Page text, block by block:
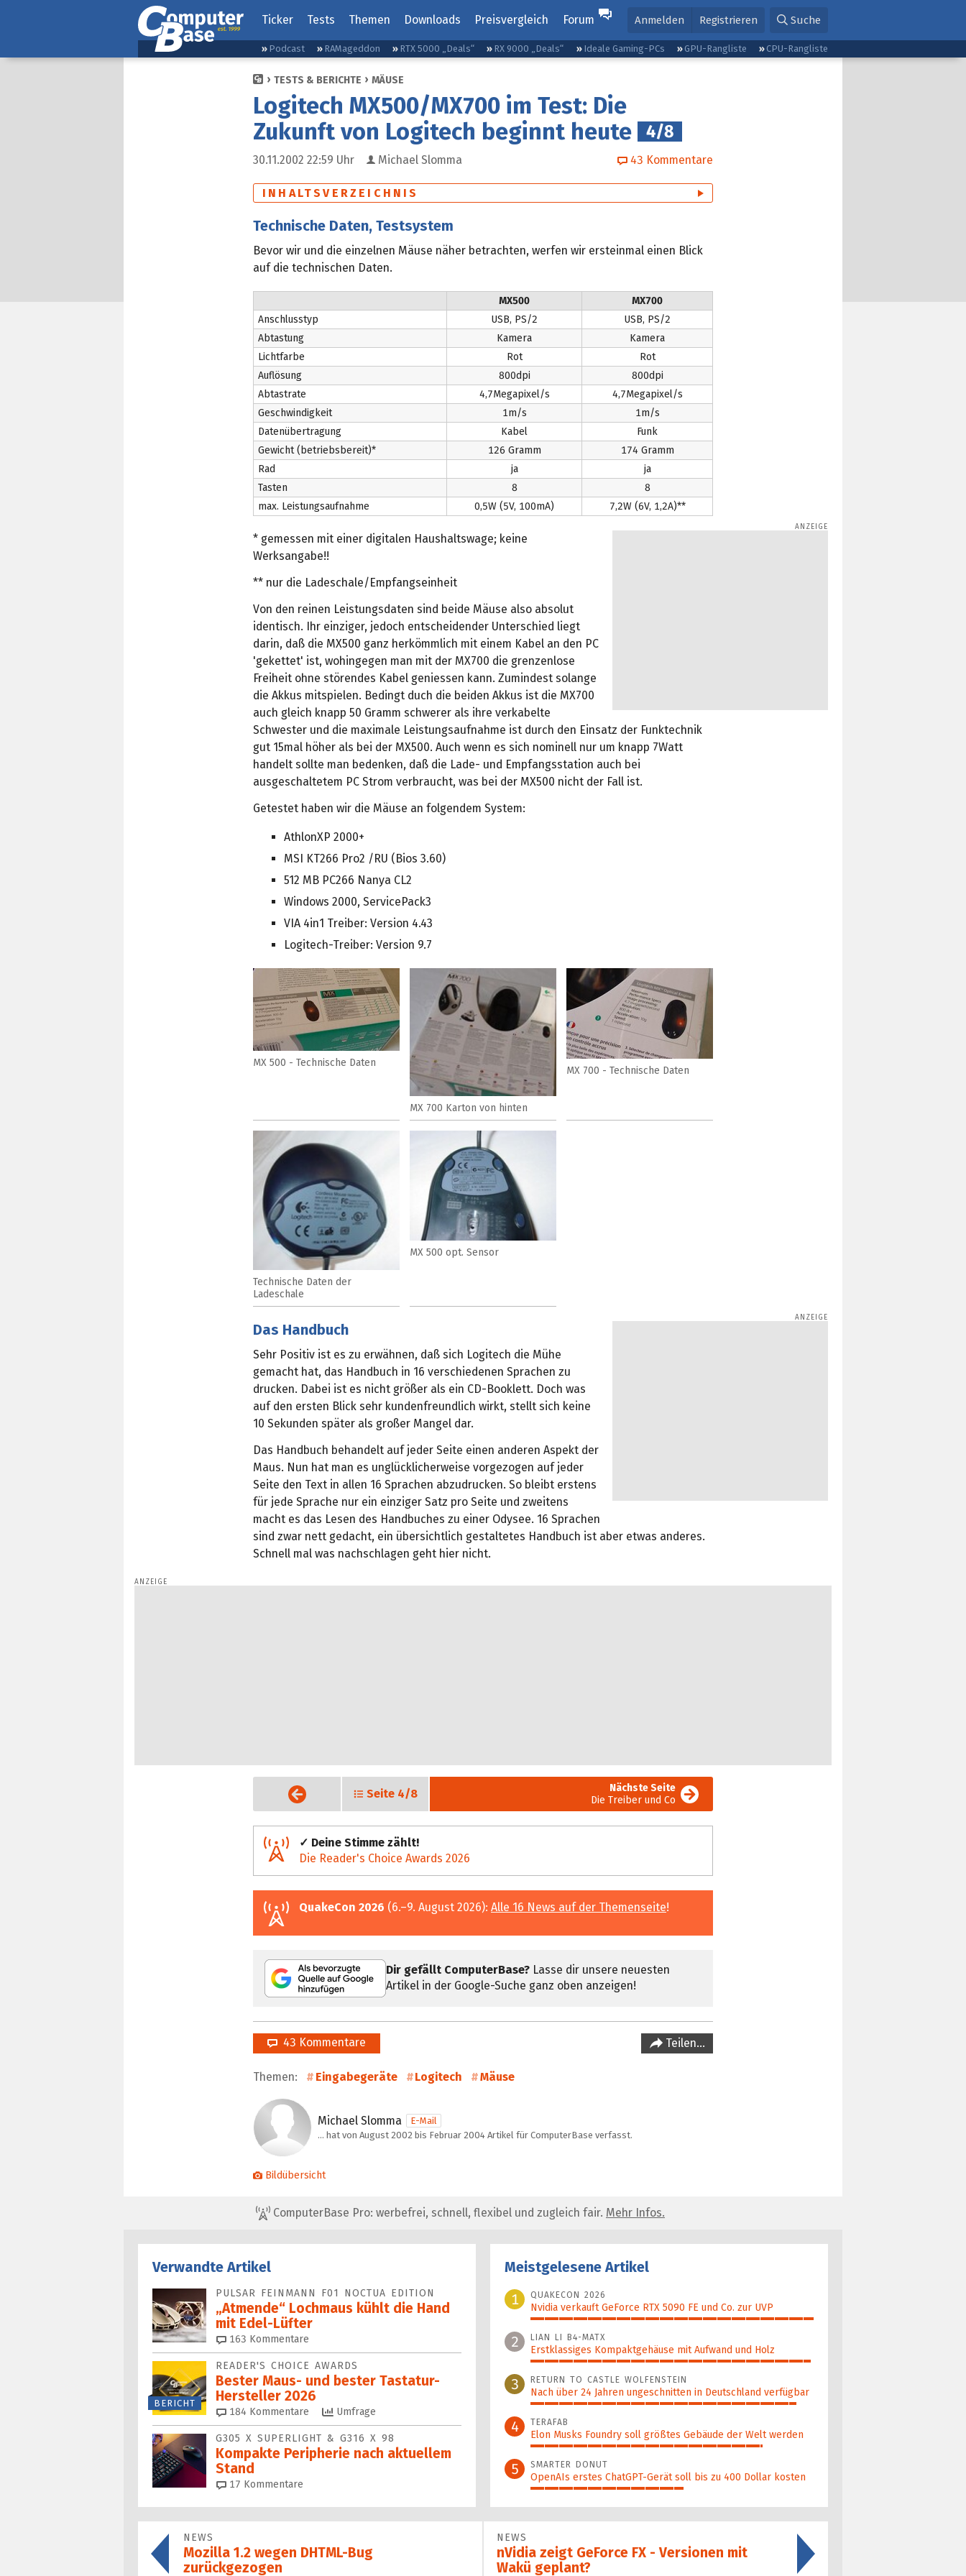
Ticker Tests Themen Downloads Preisvergleich Forum Anmelden Registrieren Suche
Podcast RAMageddon RTX 5000 „Deals“ RX 9000 „Deals“ Ideale Gaming-PCs GPU-Rangliste CPU-Rangliste
TESTS & BERICHTE MÄUSE
Logitech MX500/MX700 im Test: Die
Zukunft von Logitech beginnt heute
4/8
30.11.2002 22:59 Uhr Michael Slomma 43 Kommentare
INHALTSVERZEICHNIS
Technische Daten, Testsystem
Bevor wir und die einzelnen Mäuse näher betrachten, werfen wir ersteinmal einen Blick
auf die technischen Daten.
MX500
MX700
Anschlusstyp
USB, PS/2
USB, PS/2
Abtastung
Kamera
Kamera
Lichtfarbe
Rot
Rot
Auflösung
800dpi
800dpi
Abtastrate
4,7Megapixel/s
4,7Megapixel/s
Geschwindigkeit
1m/s
1m/s
Datenübertragung
Kabel
Funk
Gewicht (betriebsbereit)*
126 Gramm
174 Gramm
Rad
ja
ja
Tasten
8
8
max. Leistungsaufnahme
0,5W (5V, 100mA) 7,2W (6V, 1,2A)**
* gemessen mit einer digitalen Haushaltswage; keine
Werksangabe!!
** nur die Ladeschale/Empfangseinheit
Von den reinen Leistungsdaten sind beide Mäuse also absolut
identisch. Ihr einziger, jedoch entscheidender Unterschied liegt
darin, daß die MX500 ganz herkömmlich mit einem Kabel an den PC
'gekettet' ist, wohingegen man mit der MX700 die grenzenlose
Freiheit ohne störendes Kabel geniessen kann. Zumindest solange
die Akkus mitspielen. Bedingt duch die beiden Akkus ist die MX700
auch gleich knapp 50 Gramm schwerer als ihre verkabelte
Schwester und die maximale Leistungsaufnahme ist durch den Einsatz der Funktechnik
gut 15mal höher als bei der MX500. Auch wenn es sich nominell nur um knapp 7Watt
handelt sollte man bedenken, daß die Lade- und Empfangsstation auch bei
ausgeschaltetem PC Strom verbraucht, was bei der MX500 nicht der Fall ist.
Getestet haben wir die Mäuse an folgendem System:
AthlonXP 2000+
MSI KT266 Pro2 /RU (Bios 3.60)
512 MB PC266 Nanya CL2
Windows 2000, ServicePack3
VIA 4in1 Treiber: Version 4.43
Logitech-Treiber: Version 9.7
MX 500 - Technische Daten
MX 700 Karton von hinten
MX 700 - Technische Daten
Technische Daten der
Ladeschale
MX 500 opt. Sensor
Das Handbuch
Sehr Positiv ist es zu erwähnen, daß sich Logitech die Mühe
gemacht hat, das Handbuch in 16 verschiedenen Sprachen zu
drucken. Dabei ist es nicht größer als ein CD-Booklett. Doch was
auf den ersten Blick sehr kundenfreundlich wirkt, stellt sich keine
10 Sekunden später als großer Mangel dar.
Das Handbuch behandelt auf jeder Seite einen anderen Aspekt der
Maus. Nun hat man es unglücklicherweise vorgezogen auf jeder
Seite den Text in allen 16 Sprachen abzudrucken. So bleibt erstens
für jede Sprache nur ein einziger Satz pro Seite und zweitens
macht es das Lesen des Handbuches zu einer Odysee. 16 Sprachen
sind zwar nett gedacht, ein übersichtlich gestaltetes Handbuch ist aber etwas anderes.
Schnell mal was nachschlagen geht hier nicht.
Vorige Seite Seite 4/8
Nächste Seite
Die Treiber und Co
✓ Deine Stimme zählt!
Die Reader's Choice Awards 2026
QuakeCon 2026 (6.–9. August 2026): Alle 16 News auf der Themenseite!
Dir gefällt ComputerBase? Lasse dir unsere neuesten
Artikel in der Google-Suche ganz oben anzeigen!
43 Kommentare Teilen…
Themen: Eingabegeräte Logitech Mäuse
Michael Slomma
E-Mail
… hat von August 2002 bis Februar 2004 Artikel für ComputerBase verfasst.
Bildübersicht
ComputerBase Pro: werbefrei, schnell, flexibel und zugleich fair. Mehr Infos.
Verwandte Artikel
PULSAR FEINMANN F01 NOCTUA EDITION
„Atmende“ Lochmaus kühlt die Hand
mit Edel-Lüfter
163 Kommentare
BERICHT
READER'S CHOICE AWARDS
Bester Maus- und bester Tastatur-
Hersteller 2026
184 Kommentare Umfrage
G305 X SUPERLIGHT & G316 X 98
Kompakte Peripherie nach aktuellem
Stand
17 Kommentare
Meistgelesene Artikel
1
QUAKECON 2026
Nvidia verkauft GeForce RTX 5090 FE und Co. zur UVP
100%
2 LIAN LI B4-MATX
Erstklassiges Kompaktgehäuse mit Aufwand und Holz
99%
3 RETURN TO CASTLE WOLFENSTEIN
Nach über 24 Jahren ungeschnitten in Deutschland verfügbar
94%
4 TERAFAB
Elon Musks Foundry soll größ­tes Gebäude der Welt werden
82%
5 SMARTER DONUT
OpenAIs erstes ChatGPT-Gerät soll bis zu 400 Dollar kosten
54%
NEWS
Mozilla 1.2 wegen DHTML-Bug
zurückgezogen
NEWS
nVidia zeigt GeForce FX - Versionen mit
Wakü geplant?